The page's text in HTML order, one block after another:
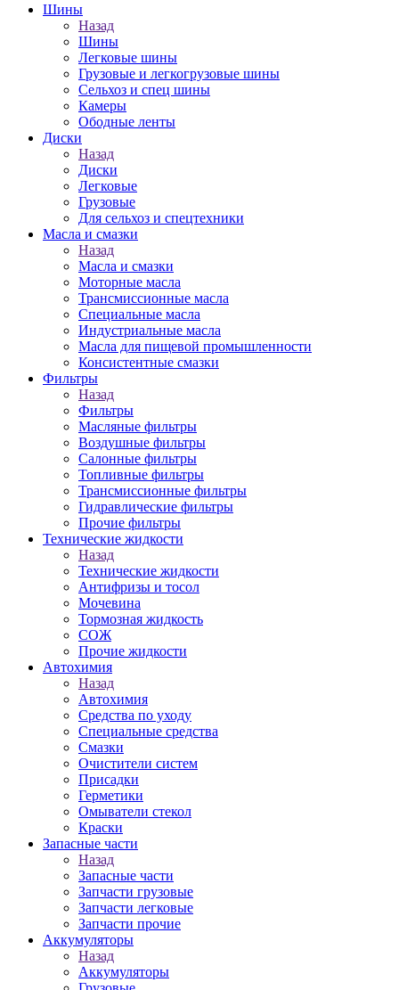
Шины
Назад
Шины
Легковые шины
Грузовые и легкогрузовые шины
Сельхоз и спец шины
Камеры
Ободные ленты
Диски
Назад
Диски
Легковые
Грузовые
Для сельхоз и спецтехники
Масла и смазки
Назад
Масла и смазки
Моторные масла
Трансмиссионные масла
Специальные масла
Индустриальные масла
Масла для пищевой промышленности
Консистентные смазки
Фильтры
Назад
Фильтры
Масляные фильтры
Воздушные фильтры
Салонные фильтры
Топливные фильтры
Трансмиссионные фильтры
Гидравлические фильтры
Прочие фильтры
Технические жидкости
Назад
Технические жидкости
Антифризы и тосол
Мочевина
Тормозная жидкость
СОЖ
Прочие жидкости
Автохимия
Назад
Автохимия
Средства по уходу
Специальные средства
Смазки
Очистители систем
Присадки
Герметики
Омыватели стекол
Краски
Запасные части
Назад
Запасные части
Запчасти грузовые
Запчасти легковые
Запчасти прочие
Аккумуляторы
Назад
Аккумуляторы